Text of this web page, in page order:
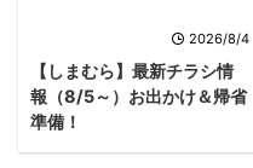
2026/8/4
【しまむら】最新チラシ情
報（8/5～）お出かけ＆帰省
準備！